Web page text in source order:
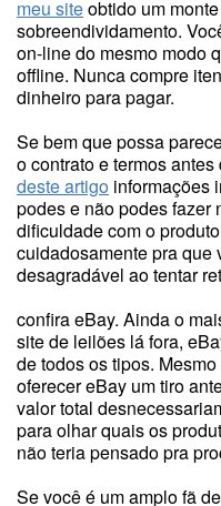
meu siteobtido um
sobreendividamento.
on-line do mesmo modo
offline. Nunca compre
dinheiro para pagar.
Se bem que possa
o contrato e termos
deste artigo informações
podes e não podes fazer
dificuldade com o
cuidadosamente pra que
desagradável ao tentar
confira eBay. Ainda o
site de leilões lá fora,
de todos os tipos.
oferecer eBay um tiro
valor total
para olhar quais os
não teria pensado pra
Se você é um amplo fã